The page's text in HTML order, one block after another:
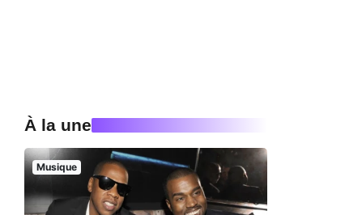
À la une
Musique